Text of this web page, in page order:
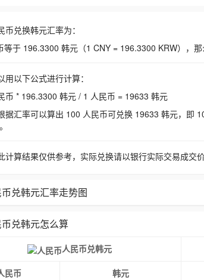
币兑换韩元汇率为：
等于 196.3300 韩元（1 CNY = 196.3300 KRW），
用以下公式进行计算：
币 * 196.3300 韩元 / 1 人民币 = 19633 韩元
据汇率可以算出 100 人民币可兑换 19633 韩元，即
计算结果仅供参考，实际兑换请以银行实际交易成交价
兑韩元汇率走势图
兑韩元怎么算
人民币兑韩元
民币 韩元